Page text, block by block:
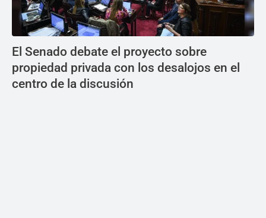
El Senado debate el proyecto sobre
propiedad privada con los desalojos en el
centro de la discusión